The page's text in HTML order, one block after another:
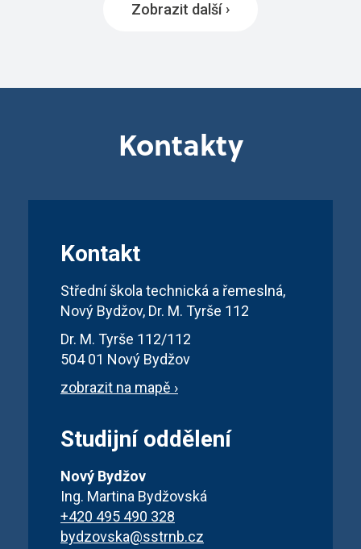
Zobrazit další
Kontakty
Kontakt
Střední škola technická a řemeslná,
Nový Bydžov, Dr. M. Tyrše 112
Dr. M. Tyrše 112/112
504 01 Nový Bydžov
zobrazit na mapě ›
Studijní oddělení
Nový Bydžov
Ing. Martina Bydžovská
+420 495 490 328
bydzovska@sstrnb.cz